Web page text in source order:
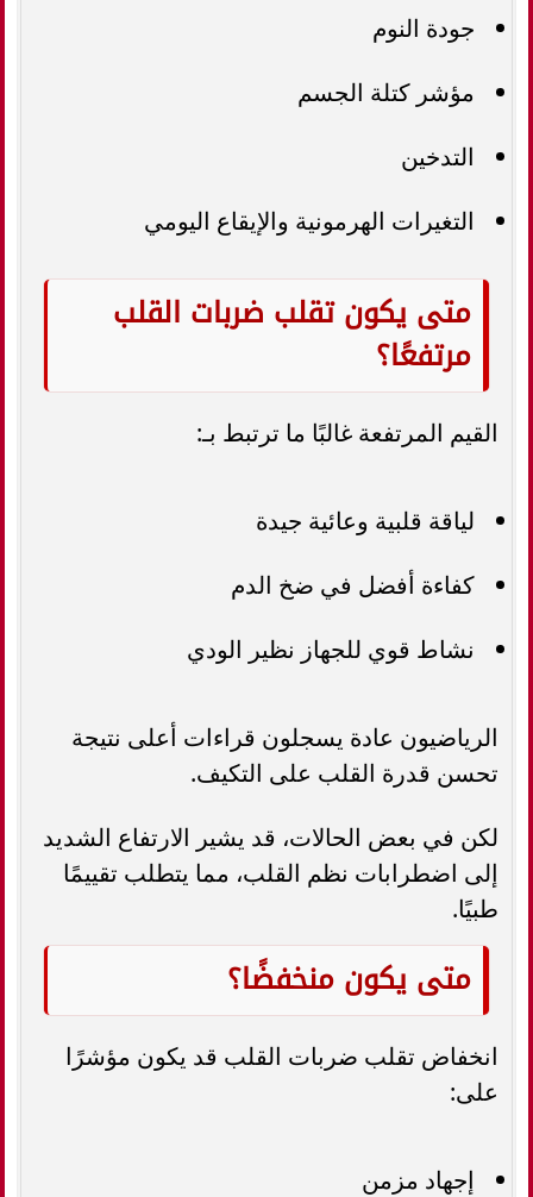
جودة النوم
مؤشر كتلة الجسم
التدخين
التغيرات الهرمونية والإيقاع اليومي
متى يكون تقلب ضربات القلب
مرتفعًا؟
القيم المرتفعة غالبًا ما ترتبط بـ:
لياقة قلبية وعائية جيدة
كفاءة أفضل في ضخ الدم
نشاط قوي للجهاز نظير الودي
الرياضيون عادة يسجلون قراءات أعلى نتيجة
تحسن قدرة القلب على التكيف.
لكن في بعض الحالات، قد يشير الارتفاع الشديد
إلى اضطرابات نظم القلب، مما يتطلب تقييمًا
طبيًا.
متى يكون منخفضًا؟
انخفاض تقلب ضربات القلب قد يكون مؤشرًا
على:
إجهاد مزمن